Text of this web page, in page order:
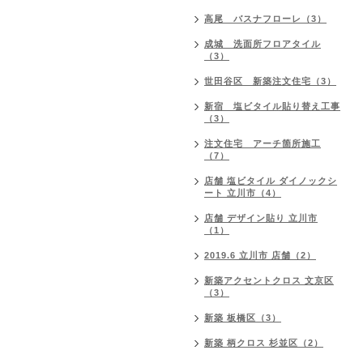
高尾 バスナフローレ（3）
成城 洗面所フロアタイル
（3）
世田谷区 新築注文住宅（3）
新宿 塩ビタイル貼り替え工事
（3）
注文住宅 アーチ箇所施工
（7）
店舗 塩ビタイル ダイノックシ
ート 立川市（4）
店舗 デザイン貼り 立川市
（1）
2019.6 立川市 店舗（2）
新築アクセントクロス 文京区
（3）
新築 板橋区（3）
新築 柄クロス 杉並区（2）